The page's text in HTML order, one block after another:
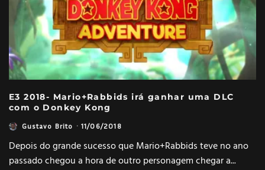
E3 2018- Mario+Rabbids irá ganhar uma DLC
com o Donkey Kong
Gustavo Brito · 11/06/2018
Depois do grande sucesso que Mario+Rabbids teve no ano
passado chegou a hora de outro personagem chegar a...